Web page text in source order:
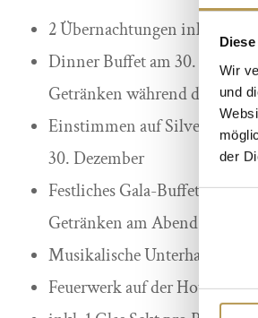
Wir
und
der
2 Übernachtungen inklusive
Dinner Buffet am 30.
Getränken während des
Einstimmen auf Silvester
30. Dezember
Festliches Gala-Buffet am
Getränken am Abend bis
Musikalische Unterhaltung
Feuerwerk auf der